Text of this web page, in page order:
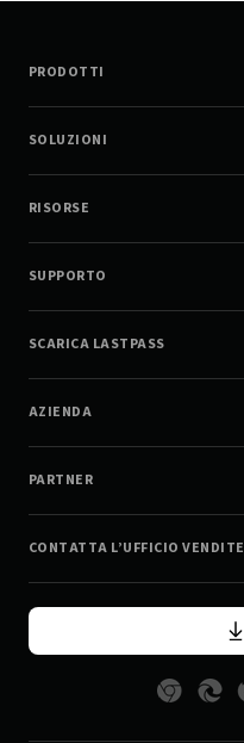
PRODOTTI
SOLUZIONI
RISORSE
SUPPORTO
SCARICA LASTPASS
AZIENDA
PARTNER
CONTATTA L’UFFICIO VENDITE